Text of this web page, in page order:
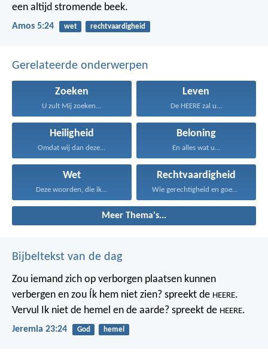
een altijd stromende beek.
Amos 5:24 wet rechtvaardigheid
Gerelateerde onderwerpen
Zoeken
U zult Mij zoeken...
Leven
De HEERE zal u...
Heiligheid
Omdat wij dan deze...
Beloning
En alles wat u...
Wet
Deze woorden, die ik...
Rechtvaardigheid
Wie gerechtigheid en goedertierenheid...
Meer Thema's...
Bijbeltekst van de dag
Zou iemand zich op verborgen plaatsen kunnen
verbergen en zou Ík hem niet zien? spreekt de HEERE.
Vervul Ik niet de hemel en de aarde? spreekt de HEERE.
Jeremia 23:24 God hemel